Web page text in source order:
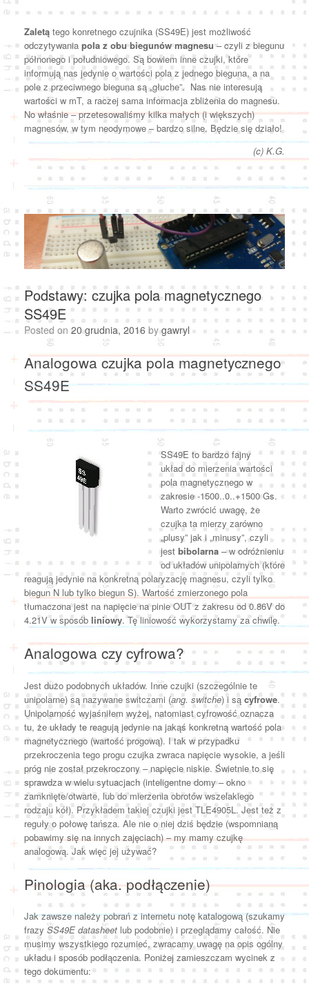
Zaletą tego konretnego czujnika (SS49E) jest możliwość
odczytywania pola z obu biegunów magnesu – czyli z biegunu
półnonego i południowego. Są bowiem inne czujki, które
informują nas jedynie o wartości pola z jednego bieguna, a na
pole z przeciwnego bieguna są „głuche”. Nas nie interesują
wartości w mT, a raczej sama informacja zbliżenia do magnesu.
No właśnie – przetesowaliśmy kilka małych (i większych)
magnesów, w tym neodymowe – bardzo silne. Będzie się działo!
(c) K.G.
Podstawy: czujka pola magnetycznego
SS49E
Posted on 20 grudnia, 2016 bygawryl
Analogowa czujka pola magnetycznego
SS49E
SS49E to bardzo fajny
układ do mierzenia wartości
pola magnetycznego w
zakresie -1500..0..+1500 Gs.
Warto zwrócić uwagę, że
czujka ta mierzy zarówno
„plusy” jak i „minusy”, czyli
jest bibolarna– w odróżnieniu
od układów unipolarnych (które
reagują jedynie na konkretną polaryzację magnesu, czyli tylko
biegun N lub tylko biegun S). Wartość zmierzonego pola
tłumaczona jest na napięcie na pinie OUT z zakresu od 0.86V do
4.21V w sposób liniowy. Tę liniowość wykorzystamy za chwilę.
Analogowa czy cyfrowa?
Jest dużo podobnych układów. Inne czujki (szczególnie te
unipolarne) są nazywane switczami (ang. switche) i są cyfrowe.
Unipolarność wyjaśniłem wyżej, natomiast cyfrowość oznacza
tu, że układy te reagują jedynie na jakąś konkretną wartość pola
magnetycznego (wartość progową). I tak w przypadku
przekroczenia tego progu czujka zwraca napięcie wysokie, a jeśli
próg nie został przekroczony – napięcie niskie. Świetnie to się
sprawdza w wielu sytuacjach (inteligentne domy – okno
zamknięte/otwarte, lub do mierzenia obrotów wszelakiego
rodzaju kół). Przykładem takiej czujki jest TLE4905L. Jest też z
reguły o połowę tańsza. Ale nie o niej dziś będzie (wspomnianą
pobawimy się na innych zajęciach) – my mamy czujkę
analogową. Jak więc jej używać?
Pinologia (aka. podłączenie)
Jak zawsze należy pobrań z internetu notę katalogową (szukamy
frazy SS49E datasheet lub podobnie) i przeglądamy całość. Nie
musimy wszystkiego rozumieć, zwracamy uwagę na opis ogólny
układu i sposób podłączenia. Poniżej zamieszczam wycinek z
tego dokumentu: